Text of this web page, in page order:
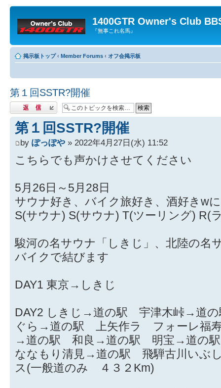
1400GTR Owner's Club
『無事これ名馬』
掲示板トップ ‹ Member Forums ‹ オフ会掲示板
第１回SSTR?開催
返信する
第１回SSTR?開催
by ぽっぽや » 2022年4月27日(水) 11:52
こちらでも声かけさせてください
5月26日～5月28日
サウナ好き、バイク旅好き、酒好きw
S(サウナ) S(サウナ) T(ツーリング)
駿河の名サウナ「しきじ」、北陸の名
バイクで結びます
DAY1 東京→しきじ
DAY2 しきじ→道の駅 宇津木峠→道
ぐら→道の駅 上矢作ラ フォーレ福
→道の駅 和良→道の駅 明宝→道の
ななもり清見→道の駅 飛騨古川いぶ
ス(一般道のみ ４３２Km)